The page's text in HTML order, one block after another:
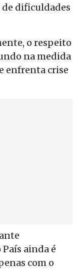
de dificuldades
o respeito
na medida
enfrenta crise
ainda é
com o